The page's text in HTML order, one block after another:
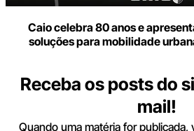
Caio celebra 80 anos e
soluções para mobilidade
Receba os posts do
mail!
Quando uma matéria for publicada,